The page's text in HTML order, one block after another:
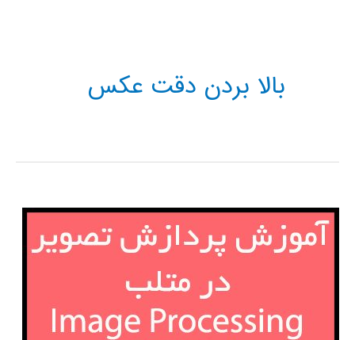
بالا بردن دقت عکس